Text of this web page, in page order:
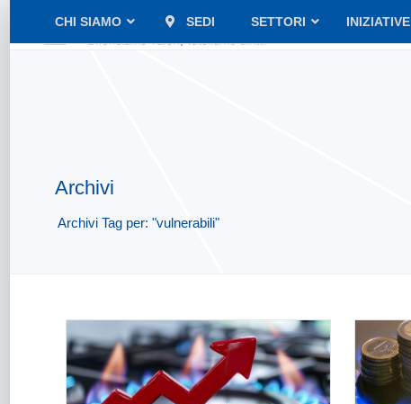
CHI SIAMO SEDI SETTORI INIZIATIVE
Archivi
Archivi Tag per: "vulnerabili"